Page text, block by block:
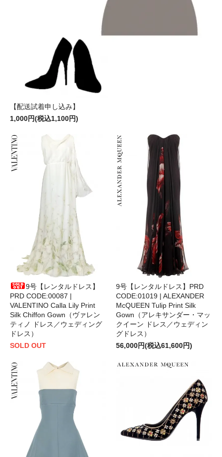
【配送試着申し込み】
1,000円(税込1,100円)
9号【レンタルドレス】
PRD CODE:00087 |
VALENTINO Calla Lily Print
Silk Chiffon Gown（ヴァレン
ティノ ドレス／ウェディング
ドレス）
SOLD OUT
9号【レンタルドレス】PRD
CODE:01019 | ALEXANDER
McQUEEN Tulip Print Silk
Gown（アレキサンダー・マッ
クイーン ドレス／ウェディン
グドレス）
56,000円(税込61,600円)